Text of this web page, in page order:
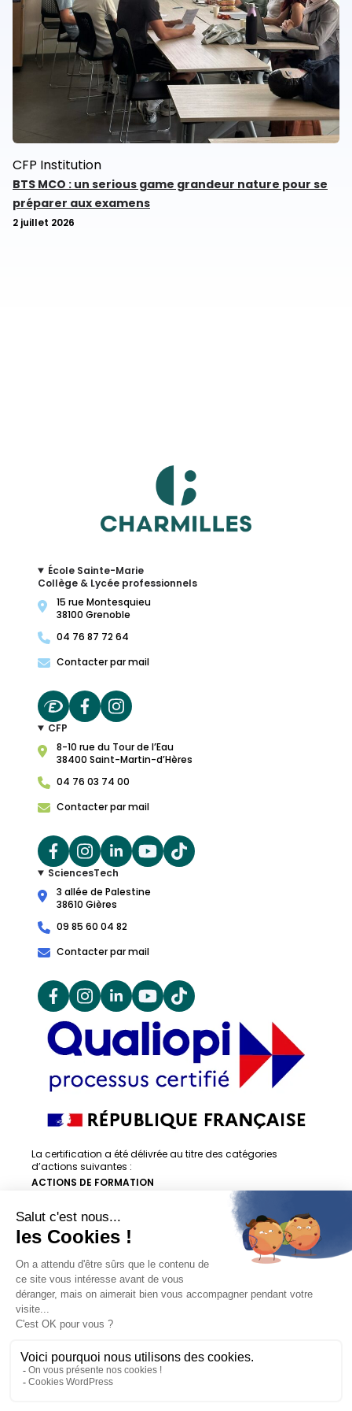
CFP Institution
BTS MCO : un serious game grandeur nature pour se
préparer aux examens
2 juillet 2026
École Sainte-Marie
Collège & Lycée professionnels
15 rue Montesquieu
38100 Grenoble
04 76 87 72 64
Contacter par mail
CFP
8-10 rue du Tour de l’Eau
38400 Saint-Martin-d’Hères
04 76 03 74 00
Contacter par mail
SciencesTech
3 allée de Palestine
38610 Gières
09 85 60 04 82
Contacter par mail
La certification a été délivrée au titre des catégories
d’actions suivantes :
ACTIONS DE FORMATION
ACTIONS DE FORMATION PAR APPRENTISSAGE
En savoir + sur la certification